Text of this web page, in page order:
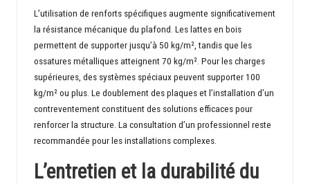
L’utilisation de renforts spécifiques augmente significativement
la résistance mécanique du plafond. Les lattes en bois
permettent de supporter jusqu’à 50 kg/m², tandis que les
ossatures métalliques atteignent 70 kg/m². Pour les charges
supérieures, des systèmes spéciaux peuvent supporter 100
kg/m² ou plus. Le doublement des plaques et l’installation d’un
contreventement constituent des solutions efficaces pour
renforcer la structure. La consultation d’un professionnel reste
recommandée pour les installations complexes.
L’entretien et la durabilité du